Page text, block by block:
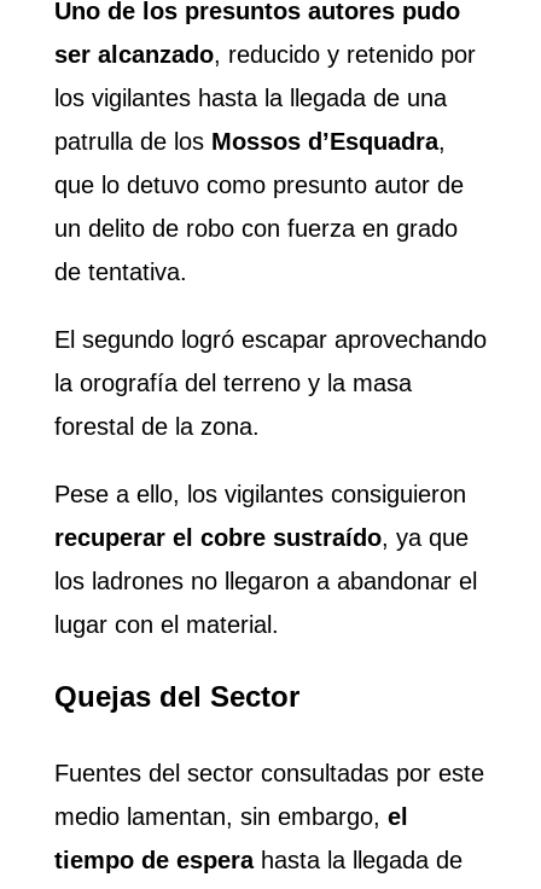
Uno de los presuntos autores pudo
ser alcanzado, reducido y retenido por
los vigilantes hasta la llegada de una
patrulla de los Mossos d’Esquadra,
que lo detuvo como presunto autor de
un delito de robo con fuerza en grado
de tentativa.
El segundo logró escapar aprovechando
la orografía del terreno y la masa
forestal de la zona.
Pese a ello, los vigilantes consiguieron
recuperar el cobre sustraído, ya que
los ladrones no llegaron a abandonar el
lugar con el material.
Quejas del Sector
Fuentes del sector consultadas por este
medio lamentan, sin embargo, el
tiempo de esperahasta la llegada de